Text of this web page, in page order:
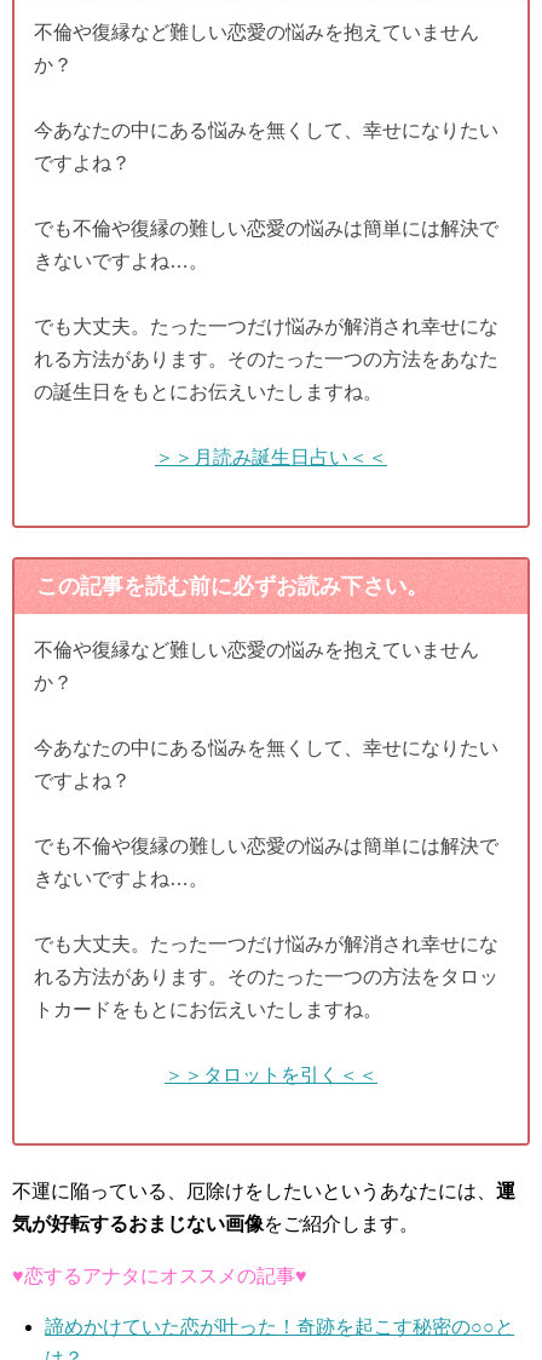
不倫や復縁など難しい恋愛の悩みを抱えていません
か？
今あなたの中にある悩みを無くして、幸せになりたい
ですよね？
でも不倫や復縁の難しい恋愛の悩みは簡単には解決で
きないですよね…。
でも大丈夫。たった一つだけ悩みが解消され幸せにな
れる方法があります。そのたった一つの方法をあなた
の誕生日をもとにお伝えいたしますね。
＞＞月読み誕生日占い＜＜
この記事を読む前に必ずお読み下さい。
不倫や復縁など難しい恋愛の悩みを抱えていません
か？
今あなたの中にある悩みを無くして、幸せになりたい
ですよね？
でも不倫や復縁の難しい恋愛の悩みは簡単には解決で
きないですよね…。
でも大丈夫。たった一つだけ悩みが解消され幸せにな
れる方法があります。そのたった一つの方法をタロッ
トカードをもとにお伝えいたしますね。
＞＞タロットを引く＜＜
不運に陥っている、厄除けをしたいというあなたには、 運
気が好転するおまじない画像をご紹介します。
♥恋するアナタにオススメの記事♥
諦めかけていた恋が叶った！奇跡を起こす秘密の○○と